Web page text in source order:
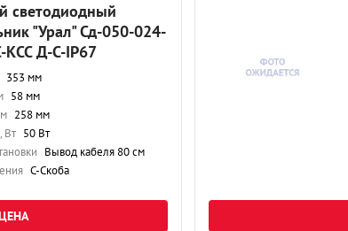
светодиодный
"Урал" Сд-050-024-
КСС Д-С-IP67
353 мм
58 мм
258 мм
Вт 50 Вт
Вывод кабеля 80 см
С-Скоба